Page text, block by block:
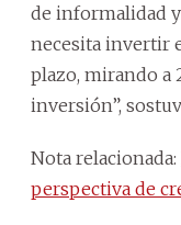
de informalidad
necesita invertir
plazo, mirando a
inversión”,
Nota relacionada:
perspectiva de